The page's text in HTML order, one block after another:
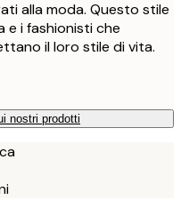
alla moda. Questo stile
e i fashionisti che
il loro stile di vita.
nostri prodotti